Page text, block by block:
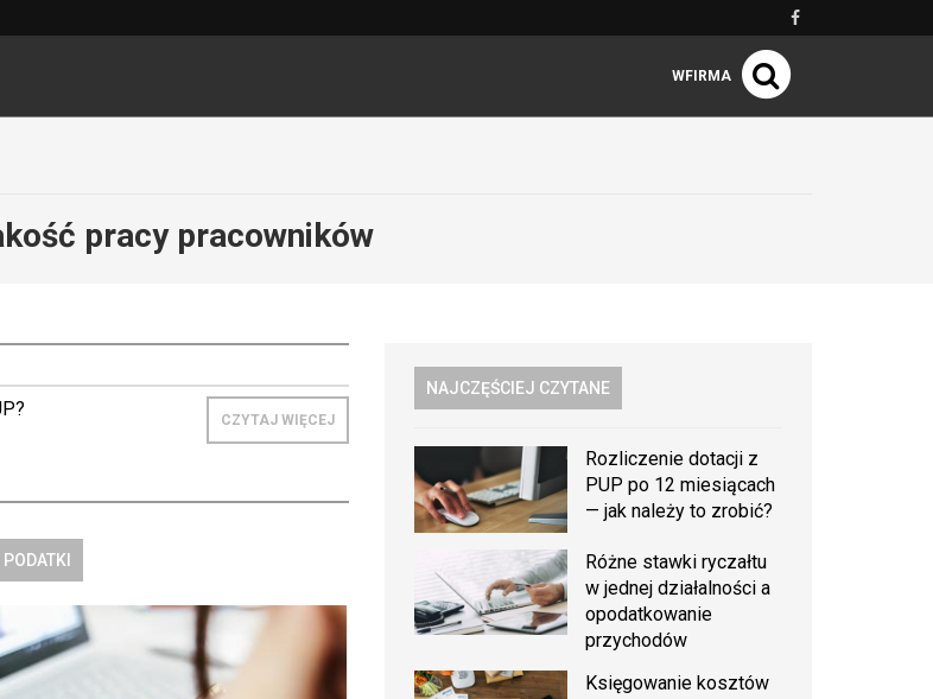
WFIRMA
pracy pracowników
CZYTAJ WIĘCEJ
NAJCZĘŚCIEJ CZYTANE
Rozliczenie dotacji z
PUP po 12 miesiącach
— jak należy to zrobić?
Różne stawki ryczałtu
w jednej działalności a
opodatkowanie
przychodów
Księgowanie kosztów